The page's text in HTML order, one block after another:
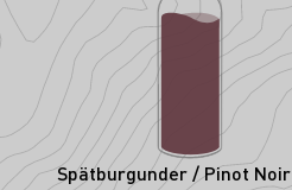
Spätburgunder / Pinot Noir